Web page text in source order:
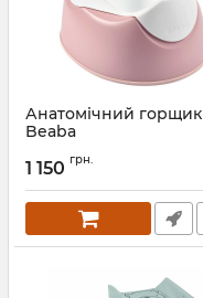
Анатомічний горщик
Beaba
1 150 грн.